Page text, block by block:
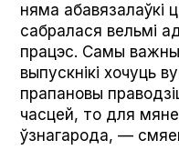
няма абавязалаўкі
сабралася вельмі
працэс. Самы
выпускнікі хочуць
прапановы
часцей, то для
ўзнагарода, —